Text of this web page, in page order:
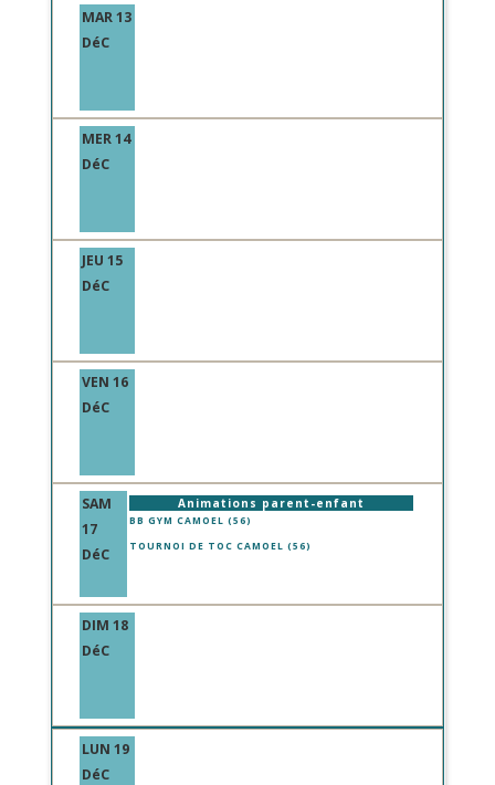
MAR 13
DéC
MER 14
DéC
JEU 15
DéC
VEN 16
DéC
SAM
17
DéC
Animations parent-enfant
BB GYM CAMOEL (56)
TOURNOI DE TOC CAMOEL (56)
DIM 18
DéC
LUN 19
DéC